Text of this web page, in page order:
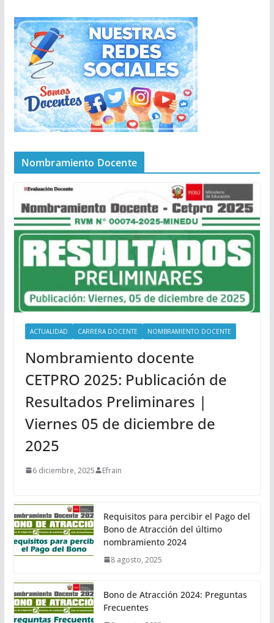
Nombramiento Docente
ACTUALIDAD CARRERA DOCENTE NOMBRAMIENTO DOCENTE
Nombramiento docente
CETPRO 2025: Publicación de
Resultados Preliminares |
Viernes 05 de diciembre de
2025
6 diciembre, 2025 Efrain
Requisitos para percibir el Pago del
Bono de Atracción del último
nombramiento 2024
8 agosto, 2025
Bono de Atracción 2024: Preguntas
Frecuentes